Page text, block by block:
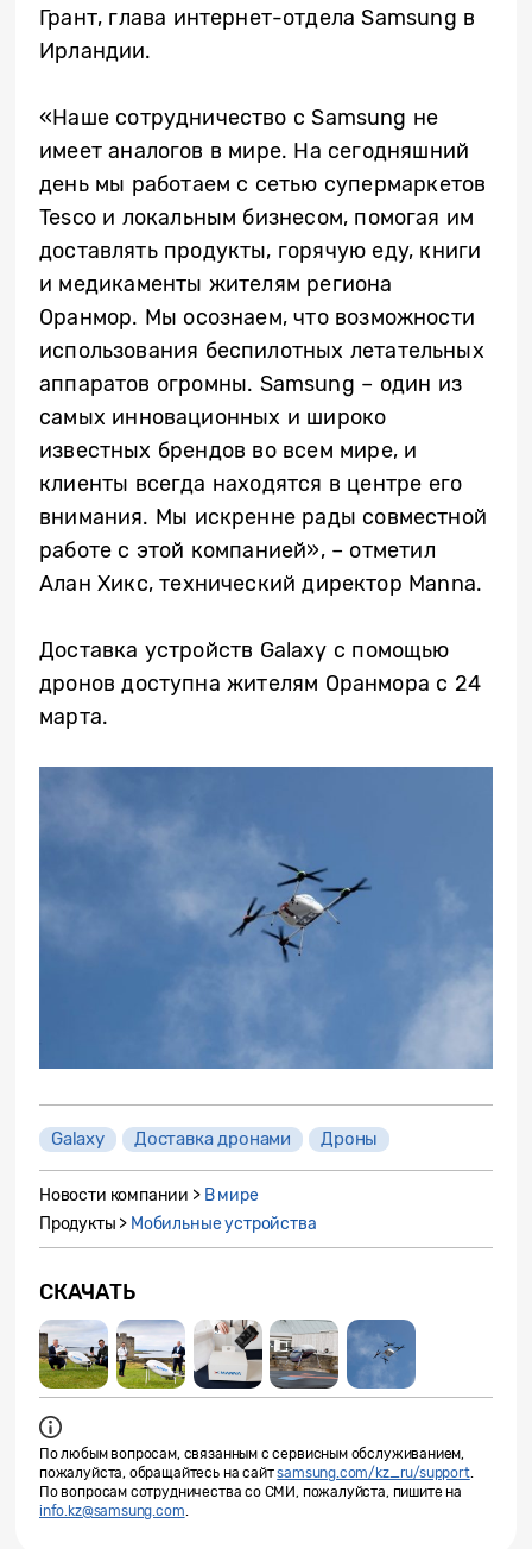
Грант, глава интернет-отдела Samsung в
Ирландии.
«Наше сотрудничество с Samsung не
имеет аналогов в мире. На сегодняшний
день мы работаем с сетью супермаркетов
Tesco и локальным бизнесом, помогая им
доставлять продукты, горячую еду, книги
и медикаменты жителям региона
Оранмор. Мы осознаем, что возможности
использования беспилотных летательных
аппаратов огромны. Samsung – один из
самых инновационных и широко
известных брендов во всем мире, и
клиенты всегда находятся в центре его
внимания. Мы искренне рады совместной
работе с этой компанией», – отметил
Алан Хикс, технический директор Manna.
Доставка устройств Galaxy с помощью
дронов доступна жителям Оранмора с 24
марта.
Galaxy Доставка дронами Дроны
Новости компании > В мире
Продукты > Мобильные устройства
СКАЧАТЬ
По любым вопросам, связанным с сервисным обслуживанием,
пожалуйста, обращайтесь на сайтsamsung.com/kz_ru/support.
По вопросам сотрудничества со СМИ, пожалуйста, пишите на
info.kz@samsung.com.